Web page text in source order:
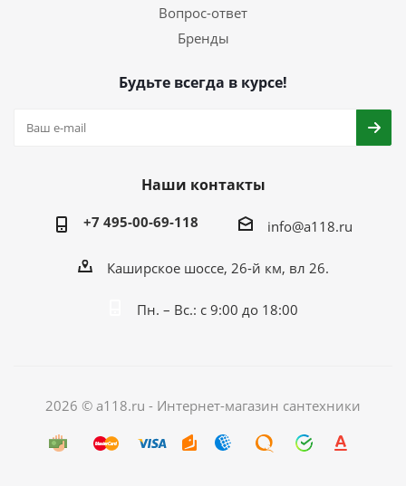
Вопрос-ответ
Бренды
Будьте всегда в курсе!
Наши контакты
+7 495-00-69-118 info@a118.ru
Каширское шоссе, 26-й км, вл 26.
Пн. – Вс.: с 9:00 до 18:00
2026 © a118.ru - Интернет-магазин сантехники